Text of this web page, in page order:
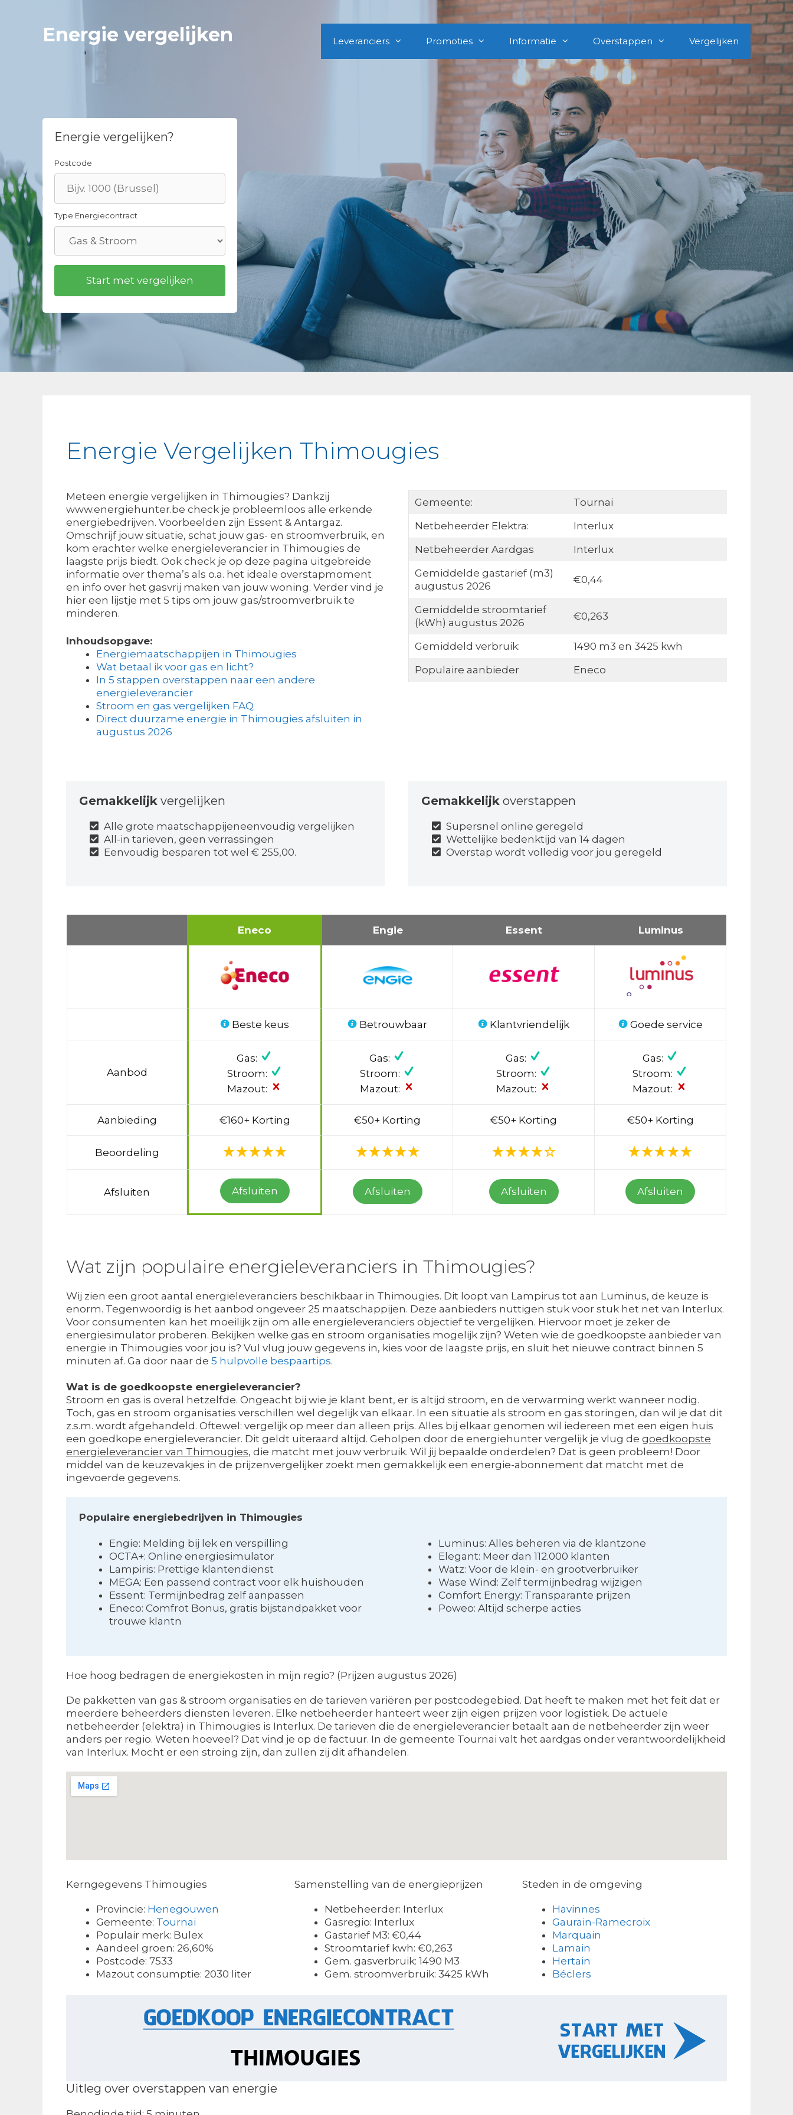
Energie vergelijken Leveranciers Promoties Informatie Overstappen Vergelijken
Energie vergelijken?
Postcode
Type Energiecontract
Energie Vergelijken Thimougies
Meteen energie vergelijken in Thimougies? Dankzij
www.energiehunter.be check je probleemloos alle erkende
energiebedrijven. Voorbeelden zijn Essent & Antargaz.
Omschrijf jouw situatie, schat jouw gas- en stroomverbruik, en
kom erachter welke energieleverancier in Thimougies de
laagste prijs biedt. Ook check je op deze pagina uitgebreide
informatie over thema’s als o.a. het ideale overstapmoment
en info over het gasvrij maken van jouw woning. Verder vind je
hier een lijstje met 5 tips om jouw gas/stroomverbruik te
minderen.
Inhoudsopgave:
Energiemaatschappijen in Thimougies
Wat betaal ik voor gas en licht?
In 5 stappen overstappen naar een andere
energieleverancier
Stroom en gas vergelijken FAQ
Direct duurzame energie in Thimougies afsluiten in
augustus 2026
Gemeente:
Tournai
Netbeheerder Elektra:
Interlux
Netbeheerder Aardgas
Interlux
Gemiddelde gastarief (m3)
augustus 2026
€0,44
Gemiddelde stroomtarief
(kWh) augustus 2026
€0,263
Gemiddeld verbruik:
1490 m3 en 3425 kwh
Populaire aanbieder
Eneco
Gemakkelijkvergelijken
Alle grote maatschappijeneenvoudig vergelijken
All-in tarieven, geen verrassingen
Eenvoudig besparen tot wel € 255,00.
Gemakkelijkoverstappen
Supersnel online geregeld
Wettelijke bedenktijd van 14 dagen
Overstap wordt volledig voor jou geregeld
Eneco Engie Essent Luminus
Beste keus Betrouwbaar Klantvriendelijk Goede service
Aanbod
Gas:
Stroom:
Mazout:
Gas:
Stroom:
Mazout:
Gas:
Stroom:
Mazout:
Gas:
Stroom:
Mazout:
Aanbieding €160+ Korting €50+ Korting €50+ Korting €50+ Korting
Beoordeling
Afsluiten Afsluiten Afsluiten Afsluiten Afsluiten
Wat zijn populaire energieleveranciers in Thimougies?
Wij zien een groot aantal energieleveranciers beschikbaar in Thimougies. Dit loopt van Lampirus tot aan Luminus, de keuze is
enorm. Tegenwoordig is het aanbod ongeveer 25 maatschappijen. Deze aanbieders nuttigen stuk voor stuk het net van Interlux.
Voor consumenten kan het moeilijk zijn om alle energieleveranciers objectief te vergelijken. Hiervoor moet je zeker de
energiesimulator proberen. Bekijken welke gas en stroom organisaties mogelijk zijn? Weten wie de goedkoopste aanbieder van
energie in Thimougies voor jou is? Vul vlug jouw gegevens in, kies voor de laagste prijs, en sluit het nieuwe contract binnen 5
minuten af. Ga door naar de 5 hulpvolle bespaartips.
Wat is de goedkoopste energieleverancier?
Stroom en gas is overal hetzelfde. Ongeacht bij wie je klant bent, er is altijd stroom, en de verwarming werkt wanneer nodig.
Toch, gas en stroom organisaties verschillen wel degelijk van elkaar. In een situatie als stroom en gas storingen, dan wil je dat dit
z.s.m. wordt afgehandeld. Oftewel: vergelijk op meer dan alleen prijs. Alles bij elkaar genomen wil iedereen met een eigen huis
een goedkope energieleverancier. Dit geldt uiteraard altijd. Geholpen door de energiehunter vergelijk je vlug de goedkoopste
energieleverancier van Thimougies, die matcht met jouw verbruik. Wil jij bepaalde onderdelen? Dat is geen probleem! Door
middel van de keuzevakjes in de prijzenvergelijker zoekt men gemakkelijk een energie-abonnement dat matcht met de
ingevoerde gegevens.
Populaire energiebedrijven in Thimougies
Engie: Melding bij lek en verspilling
OCTA+: Online energiesimulator
Lampiris: Prettige klantendienst
MEGA: Een passend contract voor elk huishouden
Essent: Termijnbedrag zelf aanpassen
Eneco: Comfrot Bonus, gratis bijstandpakket voor
trouwe klantn
Luminus: Alles beheren via de klantzone
Elegant: Meer dan 112.000 klanten
Watz: Voor de klein- en grootverbruiker
Wase Wind: Zelf termijnbedrag wijzigen
Comfort Energy: Transparante prijzen
Poweo: Altijd scherpe acties
Hoe hoog bedragen de energiekosten in mijn regio? (Prijzen augustus 2026)
De pakketten van gas & stroom organisaties en de tarieven variëren per postcodegebied. Dat heeft te maken met het feit dat er
meerdere beheerders diensten leveren. Elke netbeheerder hanteert weer zijn eigen prijzen voor logistiek. De actuele
netbeheerder (elektra) in Thimougies is Interlux. De tarieven die de energieleverancier betaalt aan de netbeheerder zijn weer
anders per regio. Weten hoeveel? Dat vind je op de factuur. In de gemeente Tournai valt het aardgas onder verantwoordelijkheid
van Interlux. Mocht er een stroing zijn, dan zullen zij dit afhandelen.
Kerngegevens Thimougies
Provincie: Henegouwen
Gemeente: Tournai
Populair merk: Bulex
Aandeel groen: 26,60%
Postcode: 7533
Mazout consumptie: 2030 liter
Samenstelling van de energieprijzen
Netbeheerder: Interlux
Gasregio: Interlux
Gastarief M3: €0,44
Stroomtarief kwh: €0,263
Gem. gasverbruik: 1490 M3
Gem. stroomverbruik: 3425 kWh
Steden in de omgeving
Havinnes
Gaurain-Ramecroix
Marquain
Lamain
Hertain
Béclers
Uitleg over overstappen van energie